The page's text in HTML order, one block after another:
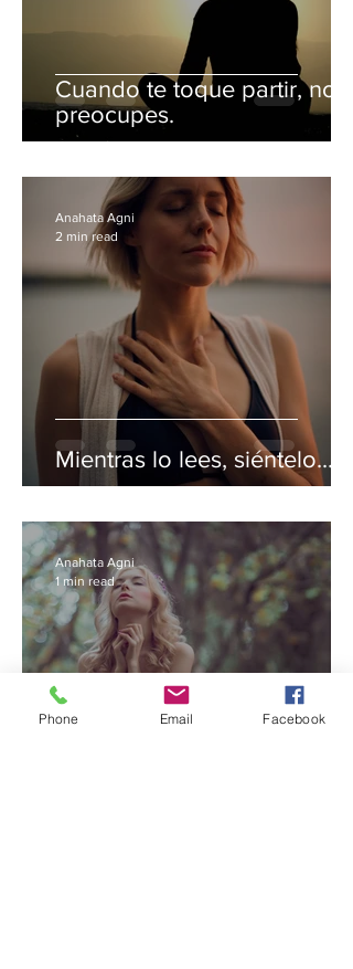
Cuando te toque partir, no te
preocupes.
Mientras lo lees, siéntelo...
Anahata Agni
2 min read
Anahata Agni
1 min read
Phone Email Facebook